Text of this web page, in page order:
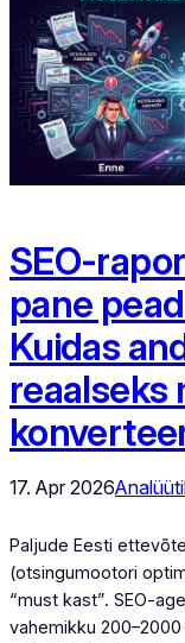
SEO-
pane
Kuidas
reaalseks
17. Apr 2026
Paljude Eesti
(otsingumootori
“must kast”. SEO-
vahemikku